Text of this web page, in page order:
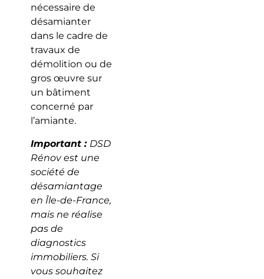
nécessaire de
désamianter
dans le cadre de
travaux de
démolition ou de
gros œuvre sur
un bâtiment
concerné par
l’amiante.
Important : DSD
Rénov est une
société de
désamiantage
en Île-de-France,
mais ne réalise
pas de
diagnostics
immobiliers. Si
vous souhaitez